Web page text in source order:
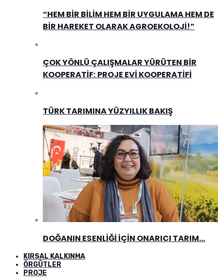
“HEM BIR BILIM HEM BIR UYGULAMA HEM DE
BIR HAREKET OLARAK AGROEKOLOJI!”
ÇOK YÖNLÜ ÇALIŞMALAR YÜRÜTEN BIR
KOOPERATIF: PROJE EVI KOOPERATIFI
TÜRK TARIMINA YÜZYILLIK BAKIŞ
DOĞANIN ESENLIĞI İÇIN ONARICI TARIM…
KIRSAL KALKINMA
ÖRGÜTLER
PROJE